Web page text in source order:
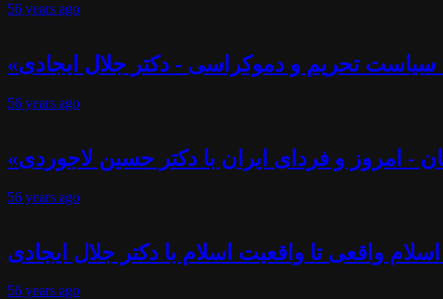
56 years ago
سیاست تحریم و دموکراسی - دکتر جلال ایجادی
56 years ago
- امروز و فردای ایران با دکتر حسین لاجوردی
56 years ago
واقعی تا واقعیت اسلام با دکتر جلال ایجادی
56 years ago